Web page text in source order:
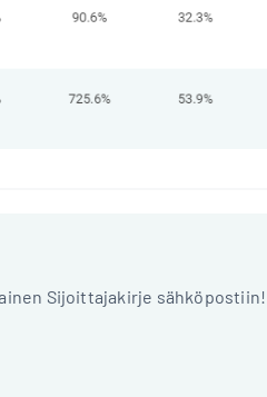
Sijoittajakirje sähköpostiin!